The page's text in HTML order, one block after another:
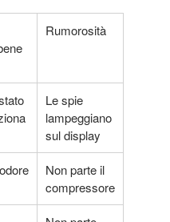
Rumorosità
Le spie
lampeggiano
sul display
Non parte il
compressore